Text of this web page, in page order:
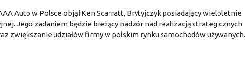
Auto w Polsce objął Ken Scarratt, Brytyjczyk posiadający wieloletnie
Jego zadaniem będzie bieżący nadzór nad realizacją strategicznych
zwiększanie udziałów firmy w polskim rynku samochodów używanych.